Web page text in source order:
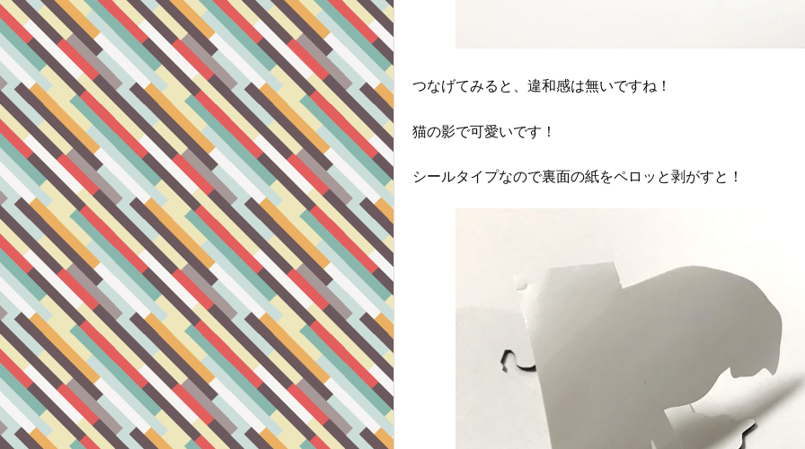
つなげてみると、違和感は無いですね！
猫の影で可愛いです！
シールタイプなので裏面の紙をペロッと剥がすと！